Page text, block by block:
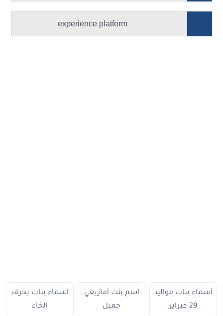
أسماء بنات مواليد
29 فبراير
اسم بنت أمازيغي
جميل
اسماء بنات بحرف
الخاء